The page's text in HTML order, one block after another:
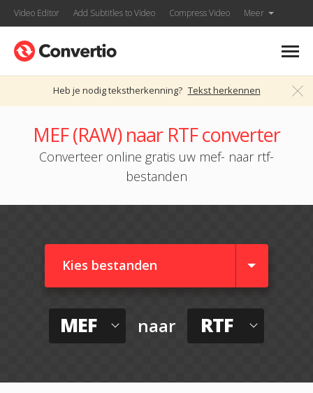
Video Editor Add Subtitles to Video Compress Video Meer
Heb je nodig tekstherkenning? Tekst herkennen
MEF (RAW) naar RTF converter
Converteer online gratis uw mef- naar rtf-
bestanden
Kies bestanden
MEF naar RTF